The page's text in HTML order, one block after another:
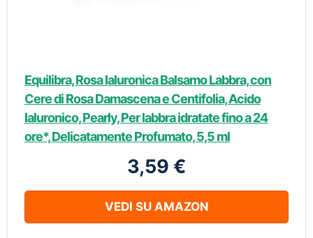
Equilibra, Rosa Ialuronica Balsamo Labbra, con
Cere di Rosa Damascena e Centifolia, Acido
Ialuronico, Pearly, Per labbra idratate fino a 24
ore*, Delicatamente Profumato, 5,5 ml
3,59 €
VEDI SU AMAZON